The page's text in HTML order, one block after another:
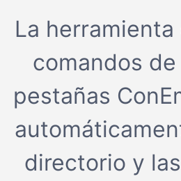
La
comandos
pestañas
directorio y